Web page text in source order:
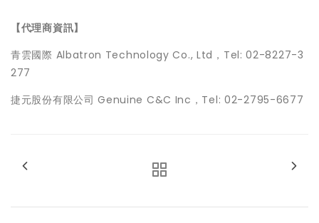
【代理商資訊】
青雲國際 Albatron Technology Co., Ltd，Tel: 02-8227-3
277
捷元股份有限公司 Genuine C&C Inc，Tel: 02-2795-6677